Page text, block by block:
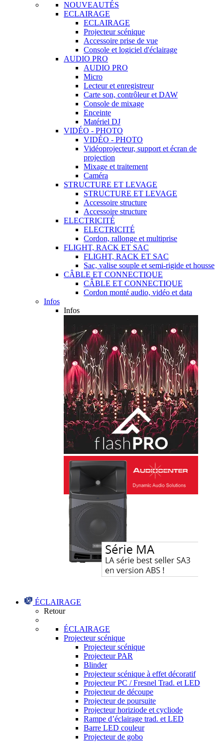
NOUVEAUTÉS
ECLAIRAGE
ECLAIRAGE
Projecteur scénique
Accessoire prise de vue
Console et logiciel d'éclairage
AUDIO PRO
AUDIO PRO
Micro
Lecteur et enregistreur
Carte son, contrôleur et DAW
Console de mixage
Enceinte
Matériel DJ
VIDÉO - PHOTO
VIDÉO - PHOTO
Vidéoprojecteur, support et écran de
projection
Mixage et traitement
Caméra
STRUCTURE ET LEVAGE
STRUCTURE ET LEVAGE
Accessoire structure
Accessoire structure
ELECTRICITÉ
ELECTRICITÉ
Cordon, rallonge et multiprise
FLIGHT, RACK ET SAC
FLIGHT, RACK ET SAC
Sac, valise souple et semi-rigide et housse
CÂBLE ET CONNECTIQUE
CÂBLE ET CONNECTIQUE
Cordon monté audio, vidéo et data
Infos
Infos
ÉCLAIRAGE
Retour
ÉCLAIRAGE
Projecteur scénique
Projecteur scénique
Projecteur PAR
Blinder
Projecteur scénique à effet décoratif
Projecteur PC / Fresnel Trad. et LED
Projecteur de découpe
Projecteur de poursuite
Projecteur horiziode et cycliode
Rampe d’éclairage trad. et LED
Barre LED couleur
Projecteur de gobo